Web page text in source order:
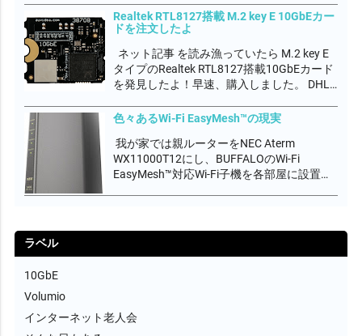
のドライバに更新しましたが、ダウンロー
ド通信速度が3Gbps程度しか出なく、まだ
Realtek RTL8127搭載 M.2 key E 10GbEカー
ドを注文したよ
ネット記事 を読み漁っていたら M.2 key E
タイプのRealtek RTL8127搭載10GbEカード
を発見したよ！早速、購入しました。 DHL
価格より配送料の方が高いって、どーな
税...
色々あるWi-Fi EasyMesh™の現実
我が家では親ルーターをNEC Aterm
WX11000T12にし、BUFFALOのWi-Fi
EasyMesh™対応Wi-Fi子機を各部屋に設置し
ラベル
10GbE
Volumio
インターネット老人会